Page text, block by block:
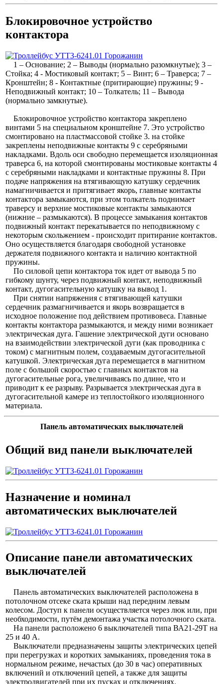
Блокировочное устройство
контактора
1 – Основание; 2 – Выводы (нормально разомкнутые); 3 –
Стойка; 4 - Мостиковый контакт; 5 – Винт; 6 – Траверса; 7 –
Кронштейн; 8 - Контактные (притирающие) пружины; 9 -
Неподвижный контакт; 10 – Толкатель; 11 – Вывода
(нормально замкнутые).
Блокировочное устройство контактора закреплено
винтами 5 на специальном кронштейне 7. Это устройство
смонтировано на пластмассовой стойке 3. на стойке
закреплены неподвижные контакты 9 с серебряными
накладками. Вдоль оси свободно перемещается изоляционная
траверса 6, на которой смонтированы мостиковые контакты 4
с серебряными накладками и контактные пружины 8. При
подаче напряжения на втягивающую катушку сердечник
намагничивается и притягивает якорь, главные контакты
контактора замыкаются, при этом толкатель поднимает
траверсу и верхние мостиковые контакты замыкаются
(нижние – размыкаются). В процессе замыкания контактов
подвижный контакт перекатывается по неподвижному с
некоторым скольжением - происходит притирание контактов.
Оно осуществляется благодаря свободной установке
держателя подвижного контакта и наличию контактной
пружины.
По силовой цепи контактора ток идет от вывода 5 по
гибкому шунту, через подвижный контакт, неподвижный
контакт, дугогасительную катушку на вывод 1.
При снятии напряжения с втягивающей катушки
сердечник размагничивается и якорь возвращается в
исходное положение под действием противовеса. Главные
контакты контактора размыкаются, и между ними возникает
электрическая дуга. Гашение электрической дуги основано
на взаимодействии электрической дуги (как проводника с
током) с магнитным полем, создаваемым дугогасительной
катушкой. Электрическая дуга перемещается в магнитном
поле с большой скоростью с главных контактов на
дугогасительные рога, увеличиваясь по длине, что и
приводит к ее разрыву. Разрывается электрическая дуга в
дугогасительной камере из теплостойкого изоляционного
материала.
Панель автоматических выключателей
Общий вид панели выключателей
Назначение и номинал
автоматических выключателей
Описание панели автоматических
выключателей
Панель автоматических выключателей расположена в
потолочном отсеке ската крыши над передним левым
колесом. Доступ к панели осуществляется через люк или, при
необходимости, путём демонтажа участка потолочного ската.
На панели расположено 6 выключателей типа ВА21-29Т на
25 и 40 А.
Выключатели предназначены защиты электрических цепей
при перегрузках и коротких замыканиях, проведения тока в
нормальном режиме, нечастых (до 30 в час) оперативных
включений и отключений цепей, а также для защиты
электродвигателей при их пусках и отключениях.